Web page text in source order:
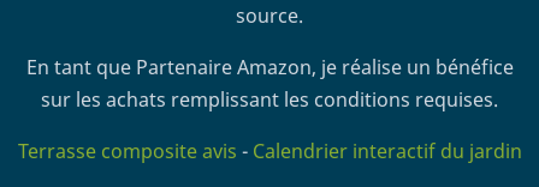
source.
En tant que Partenaire Amazon, je réalise un bénéfice
sur les achats remplissant les conditions requises.
Terrasse composite avis - Calendrier interactif du jardin